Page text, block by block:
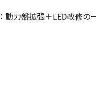
：動力盤拡張＋LED改修の